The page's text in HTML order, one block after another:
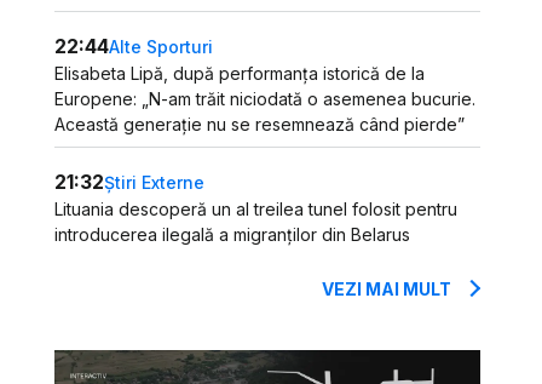
22:44Alte Sporturi
Elisabeta Lipă, după performanța istorică de la
Europene: „N-am trăit niciodată o asemenea bucurie.
Această generație nu se resemnează când pierde”
21:32Știri Externe
Lituania descoperă un al treilea tunel folosit pentru
introducerea ilegală a migranților din Belarus
VEZI MAI MULT